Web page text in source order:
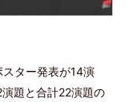
ター発表が14演
題と合計22演題の